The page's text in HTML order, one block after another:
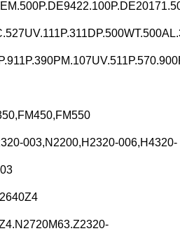
003,N2200,H2320-006,H4320-